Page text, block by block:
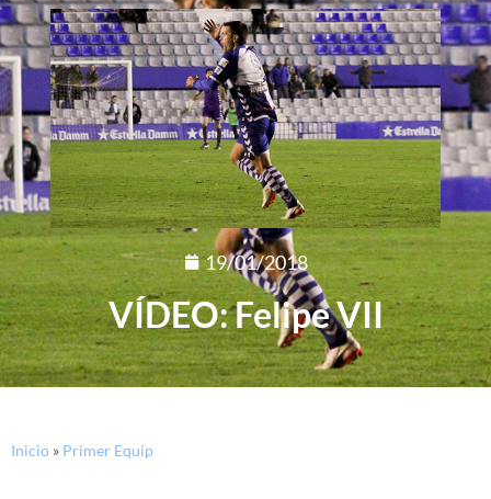
19/01/2018
VÍDEO: Felipe VII
Inicio » Primer Equip